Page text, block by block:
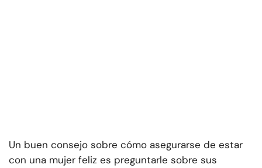
Un buen consejo sobre cómo asegurarse de estar
con una mujer feliz es preguntarle sobre sus